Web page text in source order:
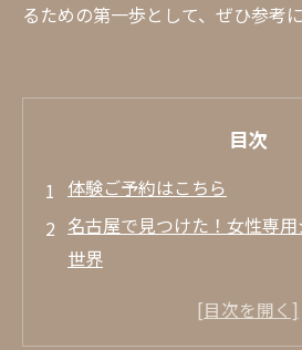
るための第一歩として、ぜひ参考
目次
体験ご予約はこちら
名古屋で見つけた！女性専
世界
忙しい女性たちのための特別
女性専用ジムとは？